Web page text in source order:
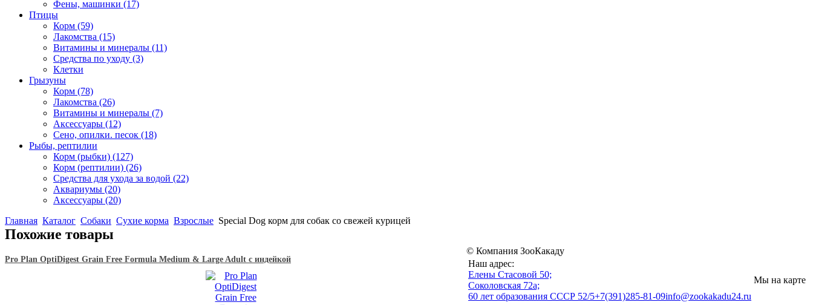
Фены, машинки (17)
Птицы
Корм (59)
Лакомства (15)
Витамины и минералы (11)
Средства по уходу (3)
Клетки
Грызуны
Корм (78)
Лакомства (26)
Витамины и минералы (7)
Аксессуары (12)
Сено, опилки. песок (18)
Рыбы, рептилии
Корм (рыбки) (127)
Корм (рептилии) (26)
Средства для ухода за водой (22)
Аквариумы (20)
Аксессуары (20)
Главная Каталог Собаки Сухие корма Взрослые Special Dog корм для собак со свежей курицей
Похожие товары
Pro Plan OptiDigest Grain Free Formula Medium & Large Adult с индейкой
© Компания ЗооКакаду
Наш адрес:
Eлены Стасовой 50;
Соколовская 72а;
60 лет образования СССР 52/5+7(391)285-81-09info@zookakadu24.ru
Мы на карте